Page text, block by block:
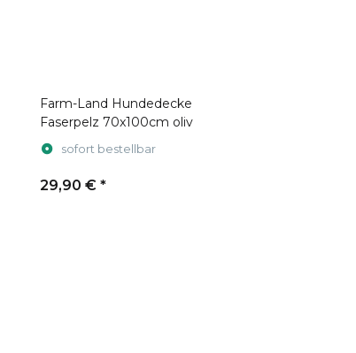
Farm-Land Hundedecke
Faserpelz 70x100cm oliv
sofort bestellbar
29,90 € *